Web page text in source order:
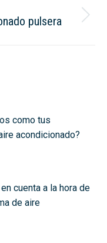
pulsera
como tus
acondicionado?
cuenta a la hora de
de aire